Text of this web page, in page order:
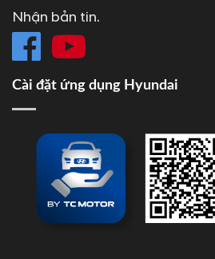
Nhận bản tin.
Cài đặt ứng dụng Hyundai